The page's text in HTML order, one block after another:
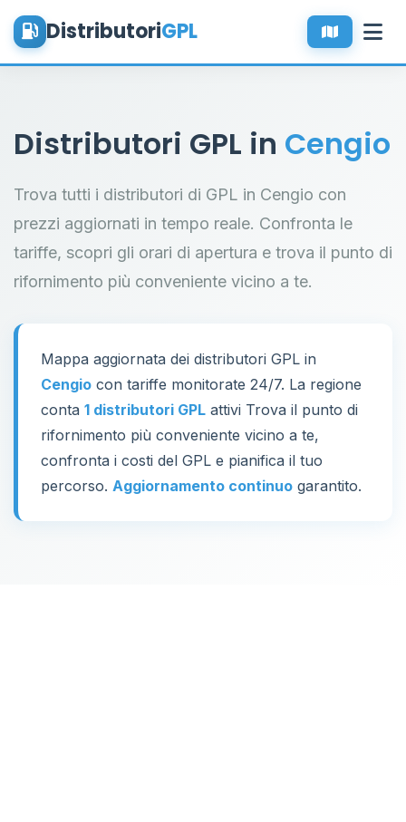
DistributoriGPL
Distributori GPL in Cengio
Trova tutti i distributori di GPL in Cengio con
prezzi aggiornati in tempo reale. Confronta le
tariffe, scopri gli orari di apertura e trova il punto di
rifornimento più conveniente vicino a te.
Mappa aggiornata dei distributori GPL in
Cengio con tariffe monitorate 24/7. La regione
conta 1 distributori GPL attivi Trova il punto di
rifornimento più conveniente vicino a te,
confronta i costi del GPL e pianifica il tuo
percorso. Aggiornamento continuo garantito.